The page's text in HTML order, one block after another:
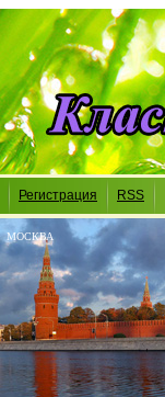
Регистрация RSS
МОСКВА